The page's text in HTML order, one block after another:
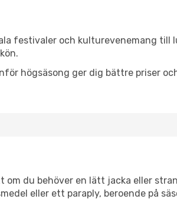
festivaler och kulturevenemang till
högsäsong ger dig bättre priser
du behöver en lätt jacka eller
eller ett paraply, beroende på